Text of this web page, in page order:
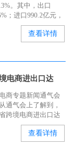
。其中，出口
；进口990.2亿元，
支撑作用明显。前7
）进出口762.5亿元
查看详情
电商进出口达
商专题新闻通气会
通气会上了解到，
跨境电商进出口达
广东跨境电商进出口
跃升至2023年查看详情